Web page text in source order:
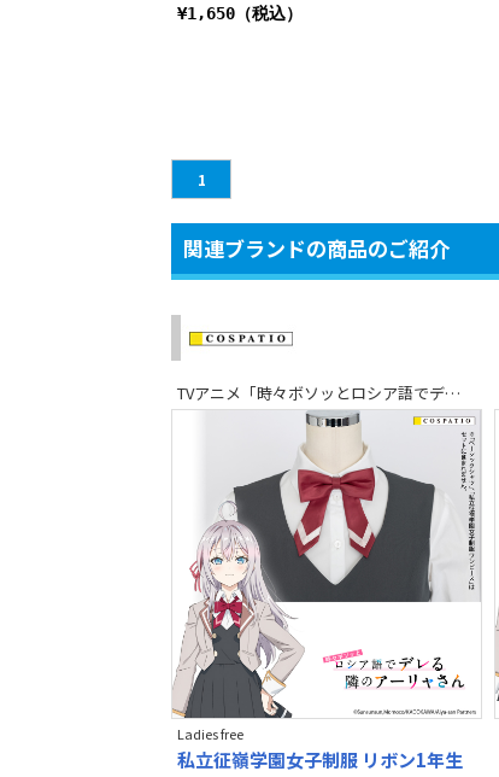
¥1,650（税込）
1
関連ブランドの商品のご紹介
TVアニメ「時々ボソッとロシア語でデレる隣のアーリャさん」
Ladies free
私立征嶺学園女子制服 リボン1年生